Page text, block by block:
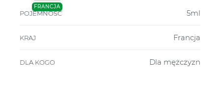
FRANCJA
POJEMNOŚĆ 5ml
KRAJ Francja
DLA KOGO Dla mężczyzn